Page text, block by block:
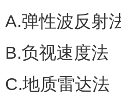
A.弹性波反射
B.负视速度法
C.地质雷达法